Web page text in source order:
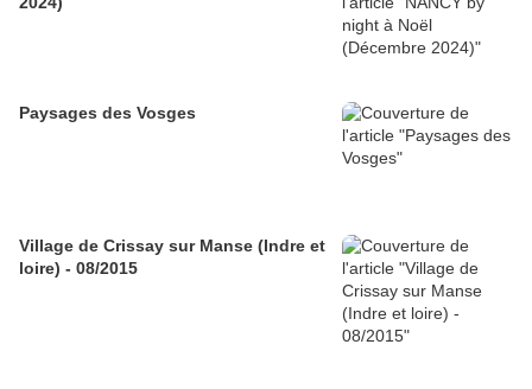
Paysages des Vosges
Village de Crissay sur Manse (Indre et
loire) - 08/2015